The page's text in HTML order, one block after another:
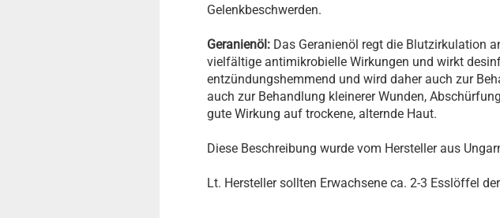
Gelenkbeschwerden.
Geranienöl: Das Geranienöl regt die Blutzirkulation
vielfältige antimikrobielle Wirkungen und wirkt
entzündungshemmend und wird daher auch zur
auch zur Behandlung kleinerer Wunden,
gute Wirkung auf trockene, alternde Haut.
Diese Beschreibung wurde vom Hersteller aus
Lt. Hersteller sollten Erwachsene ca. 2-3 Esslöffel